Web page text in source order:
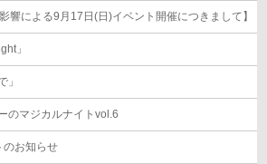
響による9月17日(日)イベント開催につきまして】
」
」
のマジカルナイトvol.6
のお知らせ